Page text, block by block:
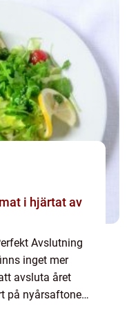
Avslutning
inget mer
avsluta året
på nyårsaftonen.